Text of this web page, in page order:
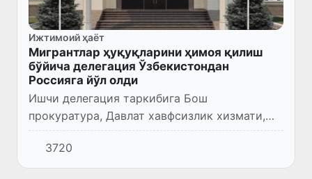
Ижтимоий ҳаёт
Мигрантлар ҳуқуқларини ҳимоя қилиш
бўйича делегация Ўзбекистондан
Россияга йўл олди
Ишчи делегация таркибига Бош
прокуратура, Давлат хавфсизлик хизмати,
Миграция агентлиги, Ташқи ишлар, Ички
ишлар ва Соғлиқни сақлаш вазирликлари
вакиллари киритилган.
3720